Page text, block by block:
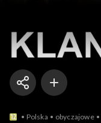
Polska obyczajowe